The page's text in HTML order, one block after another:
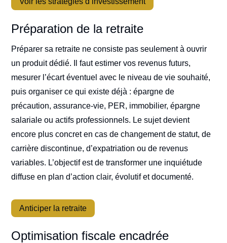
Préparation de la retraite
Préparer sa retraite ne consiste pas seulement à ouvrir
un produit dédié. Il faut estimer vos revenus futurs,
mesurer l’écart éventuel avec le niveau de vie souhaité,
puis organiser ce qui existe déjà : épargne de
précaution, assurance-vie, PER, immobilier, épargne
salariale ou actifs professionnels. Le sujet devient
encore plus concret en cas de changement de statut, de
carrière discontinue, d’expatriation ou de revenus
variables. L’objectif est de transformer une inquiétude
diffuse en plan d’action clair, évolutif et documenté.
Anticiper la retraite
Optimisation fiscale encadrée